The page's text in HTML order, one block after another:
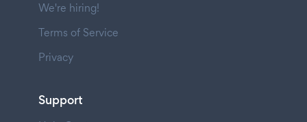
We're hiring!
Terms of Service
Privacy
Support